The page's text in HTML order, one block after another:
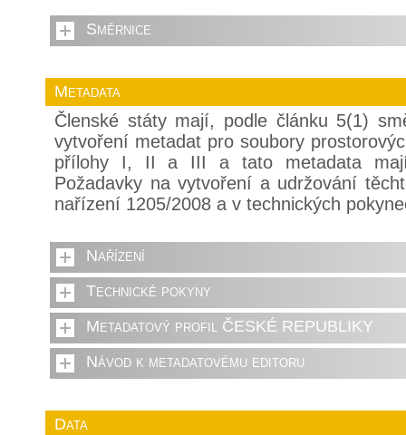
Směrnice
Metadata
Členské státy mají, podle článku 5(1)
vytvoření metadat pro soubory
přílohy I, II a III a tato metadata mají
Požadavky na vytvoření a udržování
nařízení 1205/2008 a v technických
Nařízení
Technické pokyny
Metadatový profil ČESKÉ REPUBLIKY
Návod k metadatovému editoru
Data